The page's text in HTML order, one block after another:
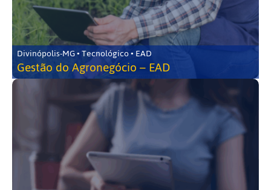
Divinópolis-MG • Tecnológico • EAD
Gestão do Agronegócio – EAD